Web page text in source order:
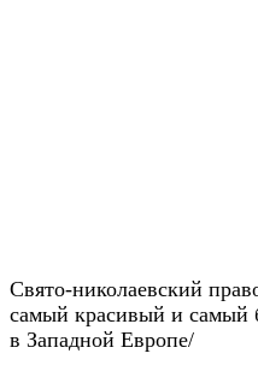
Свято-николаевский
самый красивый и самый
в Западной Европе/